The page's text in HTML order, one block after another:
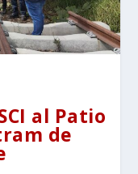
al Patio
de